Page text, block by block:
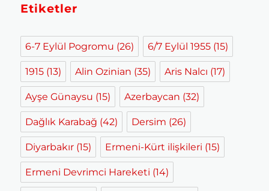
Etiketler
6-7 Eylül Pogromu (26) 6/7 Eylül 1955 (15)
1915 (13) Alin Ozinian (35) Aris Nalcı (17)
Ayşe Günaysu (15) Azerbaycan (32)
Dağlık Karabağ (42) Dersim (26)
Diyarbakır (15) Ermeni-Kürt ilişkileri (15)
Ermeni Devrimci Hareketi (14)